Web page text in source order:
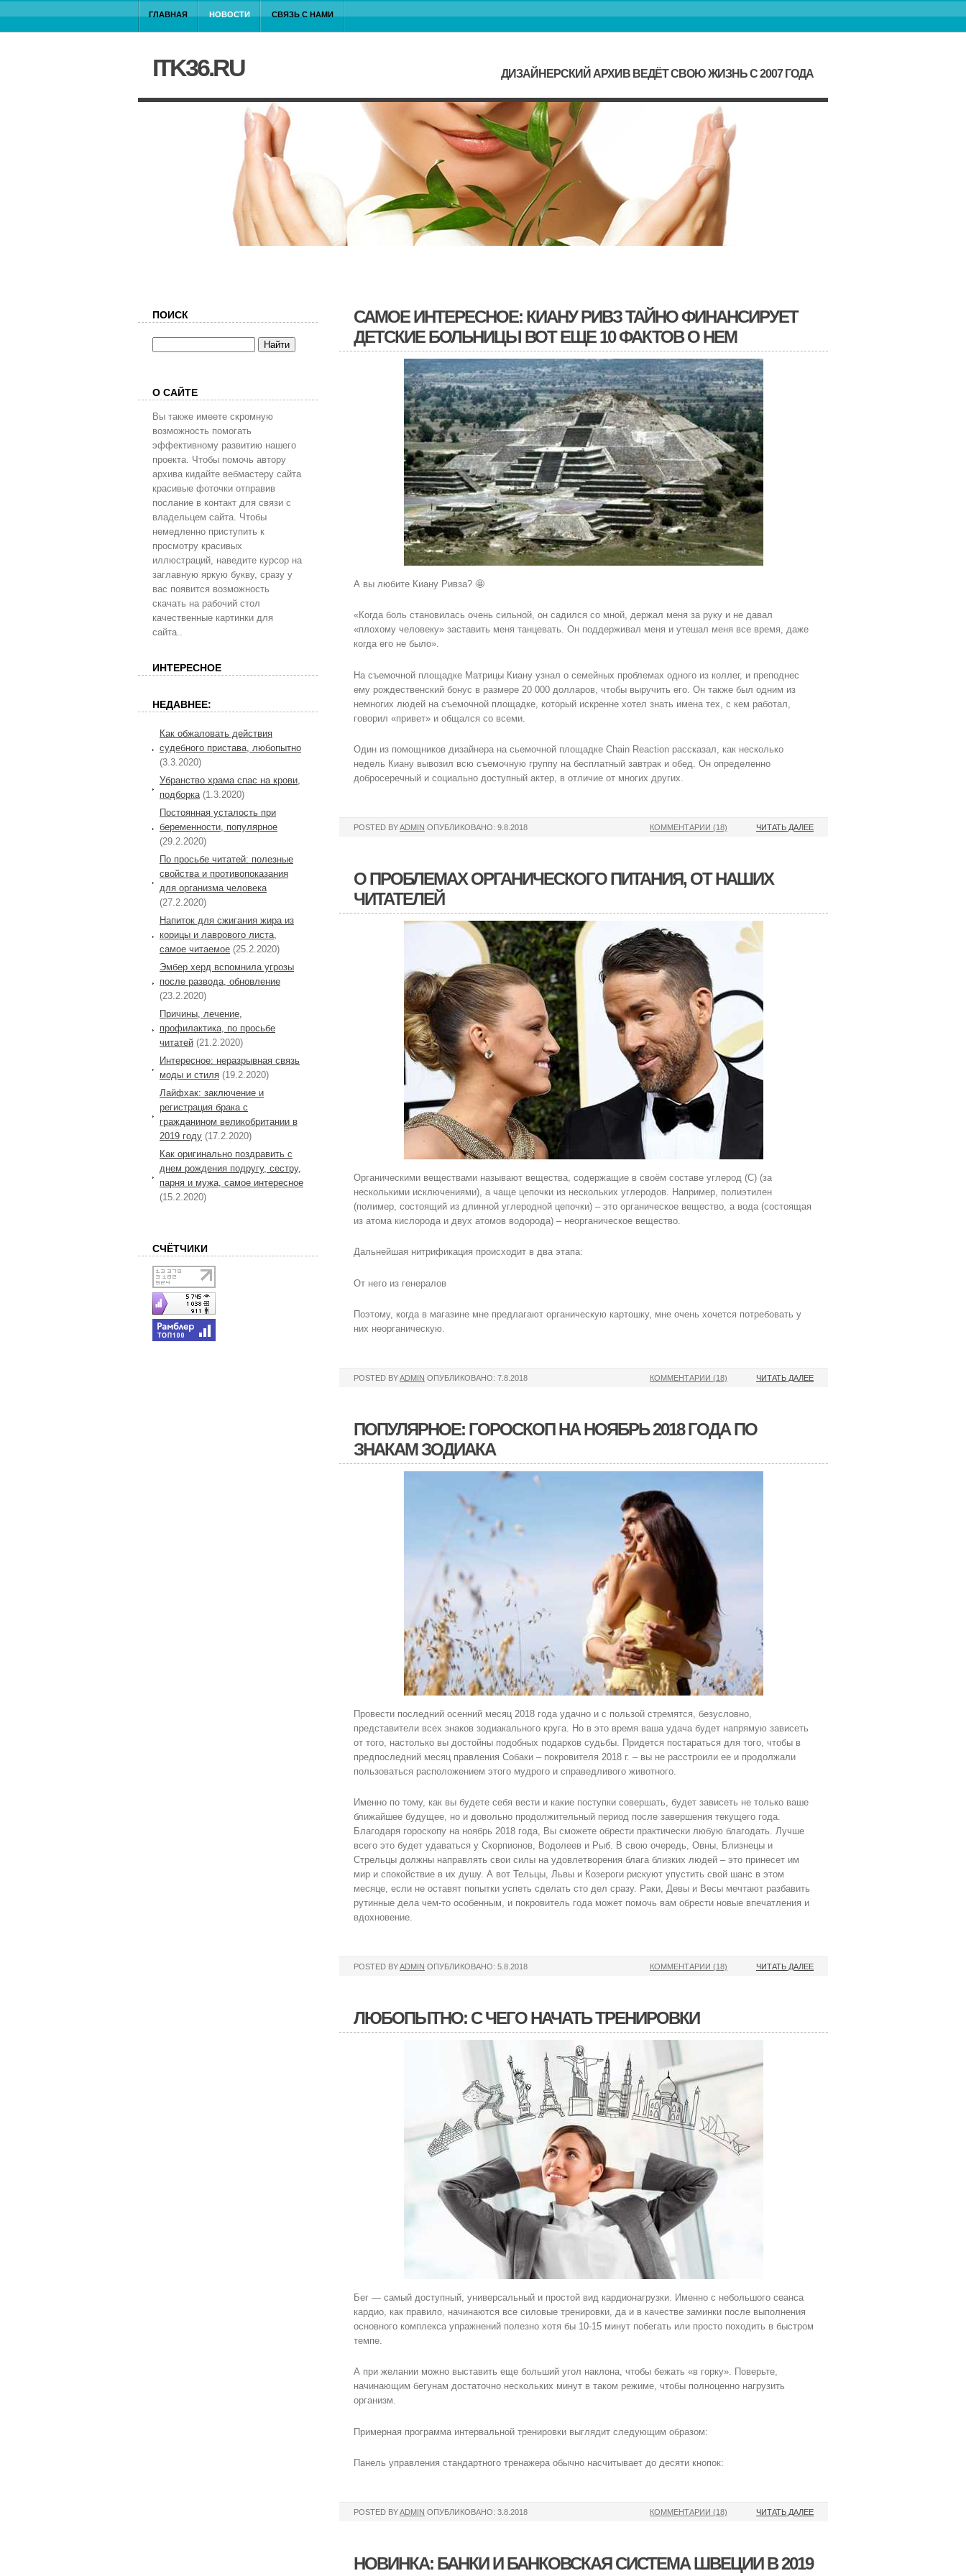
ГЛАВНАЯ НОВОСТИ СВЯЗЬ С НАМИ
ITK36.RU ДИЗАЙНЕРСКИЙ АРХИВ ВЕДЁТ СВОЮ ЖИЗНЬ С 2007 ГОДА
САМОЕ ИНТЕРЕСНОЕ: КИАНУ РИВЗ ТАЙНО ФИНАНСИРУЕТ
ДЕТСКИЕ БОЛЬНИЦЫ ВОТ ЕЩЕ 10 ФАКТОВ О НЕМ
А вы любите Киану Ривза? 🤩
«Когда боль становилась очень сильной, он садился со мной, держал меня за руку и не давал
«плохому человеку» заставить меня танцевать. Он поддерживал меня и утешал меня все время, даже
когда его не было».
На съемочной площадке Матрицы Киану узнал о семейных проблемах одного из коллег, и преподнес
ему рождественский бонус в размере 20 000 долларов, чтобы выручить его. Он также был одним из
немногих людей на съемочной площадке, который искренне хотел знать имена тех, с кем работал,
говорил «привет» и общался со всеми.
Один из помощников дизайнера на сьемочной площадке Chain Reaction рассказал, как несколько
недель Киану вывозил всю съемочную группу на бесплатный завтрак и обед. Он определенно
добросеречный и социально доступный актер, в отличие от многих других.
POSTED BYADMIN ОПУБЛИКОВАНО: 9.8.2018 ЧИТАТЬ ДАЛЕЕ
КОММЕНТАРИИ (18)
О ПРОБЛЕМАХ ОРГАНИЧЕСКОГО ПИТАНИЯ, ОТ НАШИХ
ЧИТАТЕЛЕЙ
Органическими веществами называют вещества, содержащие в своём составе углерод (С) (за
несколькими исключениями), а чаще цепочки из нескольких углеродов. Например, полиэтилен
(полимер, состоящий из длинной углеродной цепочки) – это органическое вещество, а вода (состоящая
из атома кислорода и двух атомов водорода) – неорганическое вещество.
Дальнейшая нитрификация происходит в два этапа:
От него из генералов
Поэтому, когда в магазине мне предлагают органическую картошку, мне очень хочется потребовать у
них неорганическую.
POSTED BYADMIN ОПУБЛИКОВАНО: 7.8.2018 ЧИТАТЬ ДАЛЕЕ
КОММЕНТАРИИ (18)
ПОПУЛЯРНОЕ: ГОРОСКОП НА НОЯБРЬ 2018 ГОДА ПО
ЗНАКАМ ЗОДИАКА
Провести последний осенний месяц 2018 года удачно и с пользой стремятся, безусловно,
представители всех знаков зодиакального круга. Но в это время ваша удача будет напрямую зависеть
от того, настолько вы достойны подобных подарков судьбы. Придется постараться для того, чтобы в
предпоследний месяц правления Собаки – покровителя 2018 г. – вы не расстроили ее и продолжали
пользоваться расположением этого мудрого и справедливого животного.
Именно по тому, как вы будете себя вести и какие поступки совершать, будет зависеть не только ваше
ближайшее будущее, но и довольно продолжительный период после завершения текущего года.
Благодаря гороскопу на ноябрь 2018 года, Вы сможете обрести практически любую благодать. Лучше
всего это будет удаваться у Скорпионов, Водолеев и Рыб. В свою очередь, Овны, Близнецы и
Стрельцы должны направлять свои силы на удовлетворения блага близких людей – это принесет им
мир и спокойствие в их душу. А вот Тельцы, Львы и Козероги рискуют упустить свой шанс в этом
месяце, если не оставят попытки успеть сделать сто дел сразу. Раки, Девы и Весы мечтают разбавить
рутинные дела чем-то особенным, и покровитель года может помочь вам обрести новые впечатления и
вдохновение.
POSTED BYADMIN ОПУБЛИКОВАНО: 5.8.2018 ЧИТАТЬ ДАЛЕЕ
КОММЕНТАРИИ (18)
ЛЮБОПЫТНО: С ЧЕГО НАЧАТЬ ТРЕНИРОВКИ
Бег — самый доступный, универсальный и простой вид кардионагрузки. Именно с небольшого сеанса
кардио, как правило, начинаются все силовые тренировки, да и в качестве заминки после выполнения
основного комплекса упражнений полезно хотя бы 10-15 минут побегать или просто походить в быстром
темпе.
А при желании можно выставить еще больший угол наклона, чтобы бежать «в горку». Поверьте,
начинающим бегунам достаточно нескольких минут в таком режиме, чтобы полноценно нагрузить
организм.
Примерная программа интервальной тренировки выглядит следующим образом:
Панель управления стандартного тренажера обычно насчитывает до десяти кнопок:
POSTED BYADMIN ОПУБЛИКОВАНО: 3.8.2018 ЧИТАТЬ ДАЛЕЕ
КОММЕНТАРИИ (18)
НОВИНКА: БАНКИ И БАНКОВСКАЯ СИСТЕМА ШВЕЦИИ В 2019
ПОИСК
О САЙТЕ
Вы также имеете скромную
возможность помогать
эффективному развитию нашего
проекта. Чтобы помочь автору
архива кидайте вебмастеру сайта
красивые фоточки отправив
послание в контакт для связи с
владельцем сайта. Чтобы
немедленно приступить к
просмотру красивых
иллюстраций, наведите курсор на
заглавную яркую букву, сразу у
вас появится возможность
скачать на рабочий стол
качественные картинки для
сайта..
ИНТЕРЕСНОЕ
НЕДАВНЕЕ:
Как обжаловать действия
судебного пристава, любопытно
(3.3.2020)
Убранство храма спас на крови,
подборка (1.3.2020)
Постоянная усталость при
беременности, популярное
(29.2.2020)
По просьбе читатей: полезные
свойства и противопоказания
для организма человека
(27.2.2020)
Напиток для сжигания жира из
корицы и лаврового листа,
самое читаемое (25.2.2020)
Эмбер херд вспомнила угрозы
после развода, обновление
(23.2.2020)
Причины, лечение,
профилактика, по просьбе
читатей (21.2.2020)
Интересное: неразрывная связь
моды и стиля (19.2.2020)
Лайфхак: заключение и
регистрация брака с
гражданином великобритании в
2019 году (17.2.2020)
Как оригинально поздравить с
днем рождения подругу, сестру,
парня и мужа, самое интересное
(15.2.2020)
СЧЁТЧИКИ